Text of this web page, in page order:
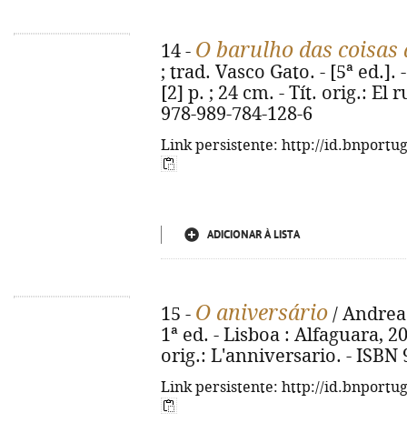
14 - O barulho das coisas
; trad. Vasco Gato. - [5ª ed.].
[2] p. ; 24 cm. - Tít. orig.: El
978-989-784-128-6
Link persistente: http://
ADICIONAR À LISTA
15 - O aniversário /
1ª ed. - Lisboa : Alfaguara,
orig.: L'anniversario. - ISBN
Link persistente: http://